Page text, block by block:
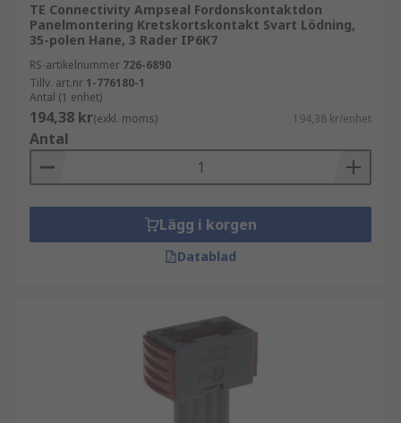
TE Connectivity Ampseal Fordonskontaktdon
Panelmontering Kretskortskontakt Svart Lödning,
35-polen Hane, 3 Rader IP6K7
RS-artikelnummer 726-6890
Tillv. art.nr 1-776180-1
Antal (1 enhet)
194,38 kr(exkl. moms) 194,38 kr/enhet
Antal
Lägg i korgen
Datablad